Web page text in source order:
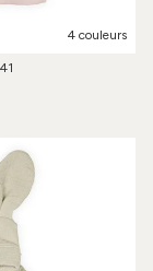
4 couleurs